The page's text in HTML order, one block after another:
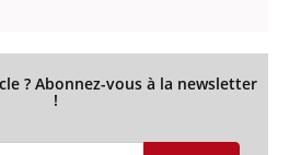
? Abonnez-vous à la newsletter
!